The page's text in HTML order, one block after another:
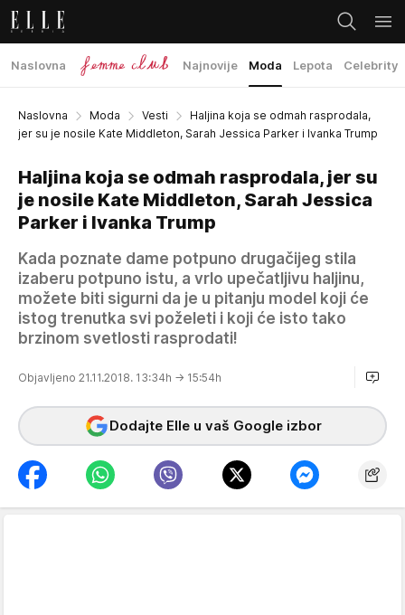
Naslovna Najnovije Moda Lepota Celebrity
Naslovna Moda Vesti
Haljina koja se odmah rasprodala,
jer su je nosile Kate Middleton, Sarah Jessica Parker i Ivanka Trump
Haljina koja se odmah rasprodala, jer su
je nosile Kate Middleton, Sarah Jessica
Parker i Ivanka Trump
Kada poznate dame potpuno drugačijeg stila
izaberu potpuno istu, a vrlo upečatljivu haljinu,
možete biti sigurni da je u pitanju model koji će
istog trenutka svi poželeti i koji će isto tako
brzinom svetlosti rasprodati!
Objavljeno 21.11.2018. 13:34h → 15:54h
Dodajte Elle u vaš Google izbor